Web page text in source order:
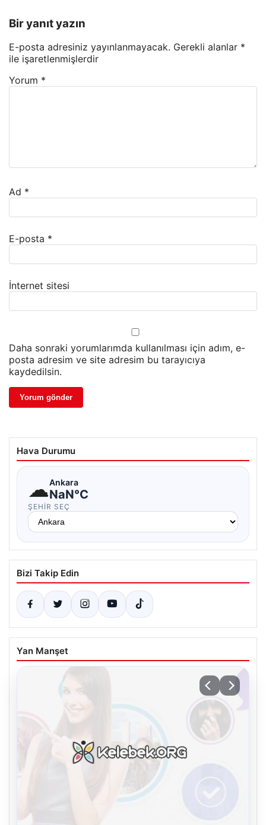
Bir yanıt yazın
E-posta adresiniz yayınlanmayacak. Gerekli alanlar *
ile işaretlenmişlerdir
Yorum *
Ad *
E-posta *
İnternet sitesi
Daha sonraki yorumlarımda kullanılması için adım, e-
posta adresim ve site adresim bu tarayıcıya
kaydedilsin.
Hava Durumu
☁Ankara
NaN°C
ŞEHIR SEÇ
Bizi Takip Edin
Yan Manşet